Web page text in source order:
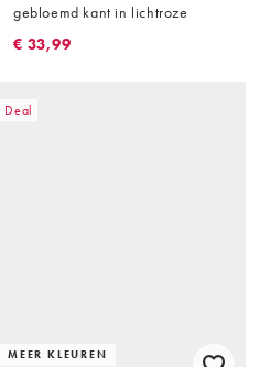
gebloemd kant in lichtroze
€ 33,99
Deal
MEER KLEUREN